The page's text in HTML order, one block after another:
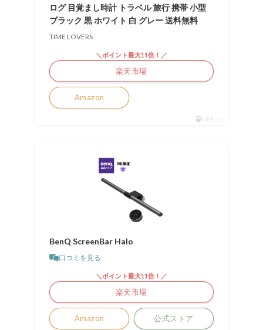
ログ 目覚まし時計 トラベル 旅行 携帯 小型
ブラック 黒 ホワイト 白 グレー 送料無料
TIME LOVERS
Amazon
＼ポイント最大11倍！／
楽天市場
ポチップ
BenQ ScreenBar Halo
口コミを見る
Amazon
＼ポイント最大11倍！／
楽天市場
公式ストア